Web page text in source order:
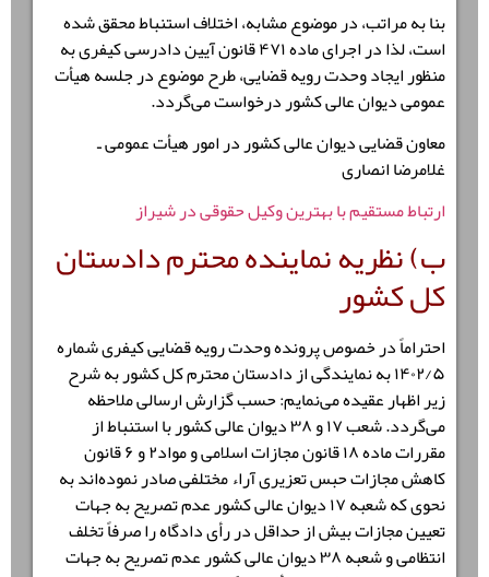
بنا به مراتب، در موضوع مشابه، اختلاف استنباط محقق شده
است، لذا در اجرای ماده ۴۷۱ قانون آیین دادرسی کیفری به
منظور ایجاد وحدت رویه قضایی، طرح موضوع در جلسه هیأت
عمومی دیوان عالی کشور درخواست می‌گردد.
معاون قضایی دیوان عالی کشور در امور هیأت عمومی ـ
غلامرضا انصاری
ارتباط مستقیم با بهترین وکیل حقوقی در شیراز
ب) نظریه نماینده محترم دادستان
کل کشور
احتراماً در خصوص پرونده وحدت رویه قضایی کیفری شماره
۱۴۰۲/۵ به نمایندگی از دادستان محترم کل کشور به شرح
زیر اظهار عقیده می‌نمایم: حسب گزارش ارسالی ملاحظه
می‌گردد. شعب ۱۷ و ۳۸ دیوان عالی کشور با استنباط از
مقررات ماده ۱۸ قانون مجازات اسلامی و مواد۲ و ۶ قانون
کاهش مجازات حبس تعزیری آراء مختلفی صادر نموده‌اند به
نحوی که شعبه ۱۷ دیوان عالی کشور عدم تصریح به جهات
تعیین مجازات بیش از حداقل در رأی دادگاه را صرفاً تخلف
انتظامی و شعبه ۳۸ دیوان عالی کشور عدم تصریح به جهات